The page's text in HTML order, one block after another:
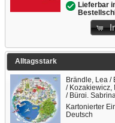
Lieferbar
Alltagsstark
Brändle, Lea /
/ Kozakiewicz,
/ Bürgi, Sabrina
Kartonierter
Deutsch